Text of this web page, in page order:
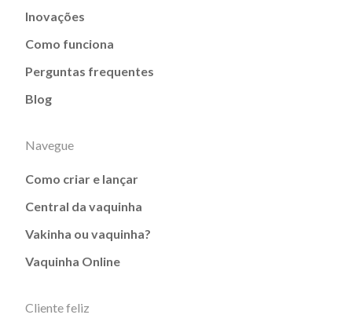
Inovações
Como funciona
Perguntas frequentes
Blog
Navegue
Como criar e lançar
Central da vaquinha
Vakinha ou vaquinha?
Vaquinha Online
Cliente feliz